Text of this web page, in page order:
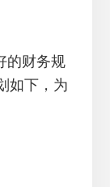
的财务规
如下，为